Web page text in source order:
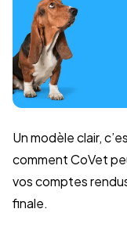
Un modèle clair,
comment CoVet
vos comptes
finale.